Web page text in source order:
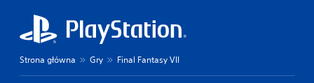
Strona główna Gry Final Fantasy VII